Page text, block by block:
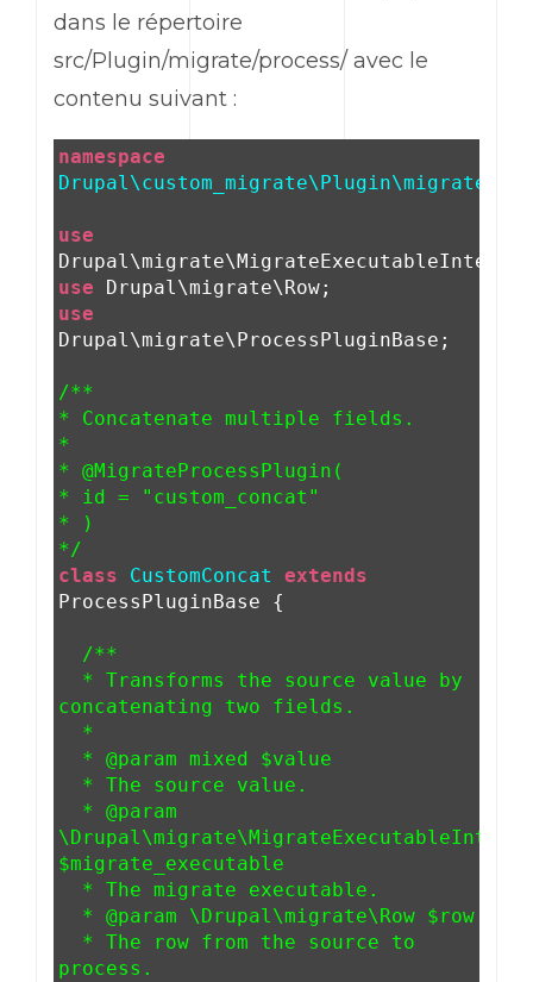
dans le répertoire
src/Plugin/migrate/process/ avec le
contenu suivant :
namespace
use
use Drupal\migrate\Row;
use
Drupal\migrate\ProcessPluginBase;
/**
* Concatenate multiple fields.
*
* @MigrateProcessPlugin(
* id = "custom_concat"
* )
*/
class
CustomConcat
extends
ProcessPluginBase {
/**
* Transforms the source value by
concatenating two fields.
*
* @param mixed $value
* The source value.
* @param
$migrate_executable
* The migrate executable.
* @param \Drupal\migrate\Row $row
* The row from the source to
process.